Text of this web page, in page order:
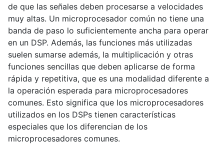
de que las señales deben procesarse a velocidades
muy altas. Un microprocesador común no tiene una
banda de paso lo suficientemente ancha para operar
en un DSP. Además, las funciones más utilizadas
suelen sumarse además, la multiplicación y otras
funciones sencillas que deben aplicarse de forma
rápida y repetitiva, que es una modalidad diferente a
la operación esperada para microprocesadores
comunes. Esto significa que los microprocesadores
utilizados en los DSPs tienen características
especiales que los diferencian de los
microprocesadores comunes.